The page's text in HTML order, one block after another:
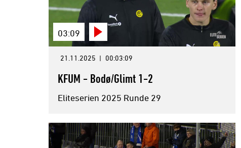
03:09
21.11.2025 | 00:03:09
KFUM - Bodø/Glimt 1-2
Eliteserien 2025 Runde 29